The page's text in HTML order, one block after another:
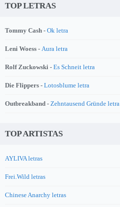
TOP LETRAS
Tommy Cash - Ok letra
Leni Woess - Aura letra
Rolf Zuckowski - Es Schneit letra
Die Flippers - Lotosblume letra
Outbreakband - Zehntausend Gründe letra
TOP ARTISTAS
AYLIVA letras
Frei.Wild letras
Chinese Anarchy letras